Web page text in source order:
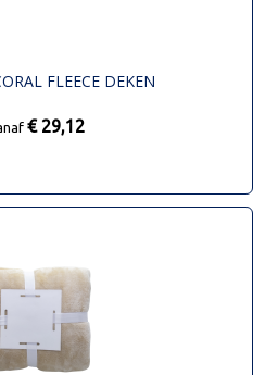
FLEECE DEKEN
€ 29,12